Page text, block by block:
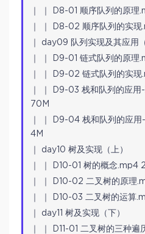
｜ ｜ D8-01 顺序队列的原理
｜ ｜ D8-02 顺序队列的实
｜ day09 队列实现及其应用
｜ ｜ D9-01 链式队列的原理
｜ ｜ D9-02 链式队列的实
｜ ｜ D9-03 栈和队列的应
70M
｜ ｜ D9-04 栈和队列的应
4M
｜ day10 树及实现（上）
｜ ｜ D10-01 树的概念.mp4
｜ ｜ D10-02 二叉树的原理
｜ ｜ D10-03 二叉树的运算
｜ day11 树及实现（下）
｜ ｜ D11-01 二叉树的三种遍